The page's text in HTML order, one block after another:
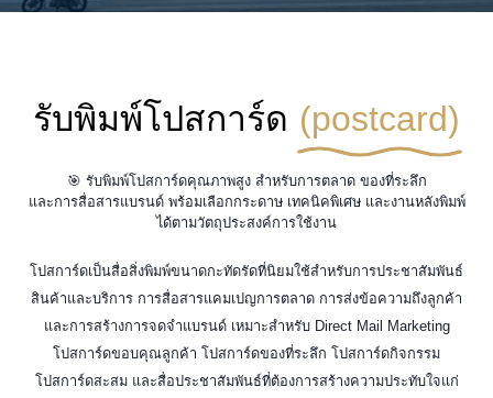
รับพิมพ์โปสการ์ด (postcard)
🎯 รับพิมพ์โปสการ์ดคุณภาพสูง สำหรับการตลาด ของที่ระลึก
และการสื่อสารแบรนด์ พร้อมเลือกกระดาษ เทคนิคพิเศษ และงานหลังพิมพ์
ได้ตามวัตถุประสงค์การใช้งาน
โปสการ์ดเป็นสื่อสิ่งพิมพ์ขนาดกะทัดรัดที่นิยมใช้สำหรับการประชาสัมพันธ์
สินค้าและบริการ การสื่อสารแคมเปญการตลาด การส่งข้อความถึงลูกค้า
และการสร้างการจดจำแบรนด์ เหมาะสำหรับ Direct Mail Marketing
โปสการ์ดขอบคุณลูกค้า โปสการ์ดของที่ระลึก โปสการ์ดกิจกรรม
โปสการ์ดสะสม และสื่อประชาสัมพันธ์ที่ต้องการสร้างความประทับใจแก่